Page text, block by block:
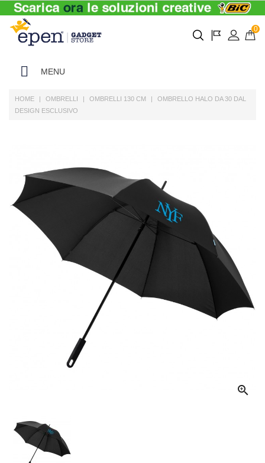
0
MENU
HOME OMBRELLI OMBRELLI 130 CM
OMBRELLO HALO DA 30 DAL
DESIGN ESCLUSIVO
